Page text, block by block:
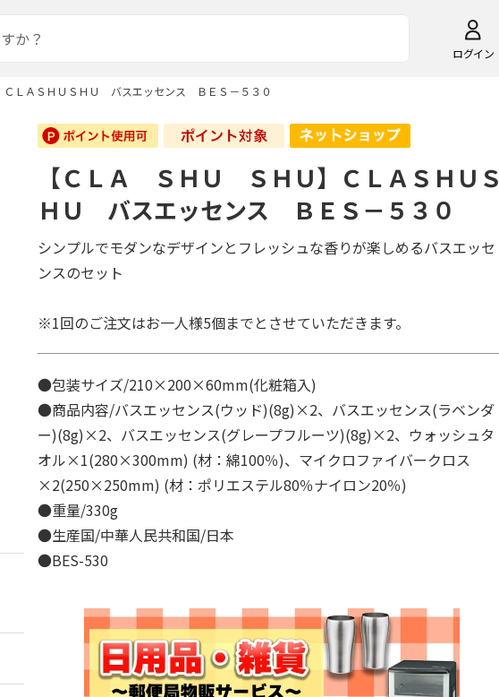
ログイン
ＬＡＳＨＵＳＨＵ バスエッセンス ＢＥＳ－５３０
【ＣＬＡ ＳＨＵ ＳＨＵ】ＣＬＡＳＨＵＳ
ＨＵ バスエッセンス ＢＥＳ－５３０
シンプルでモダンなデザインとフレッシュな香りが楽しめるバスエッセ
ンスのセット
※1回のご注文はお一人様5個までとさせていただきます。
●包装サイズ/210×200×60mm(化粧箱入)
●商品内容/バスエッセンス(ウッド)(8g)×2、バスエッセンス(ラベンダ
ー)(8g)×2、バスエッセンス(グレープフルーツ)(8g)×2、ウォッシュタ
オル×1(280×300mm) (材：綿100％)、マイクロファイバークロス
×2(250×250mm) (材：ポリエステル80％ナイロン20％)
●重量/330g
●生産国/中華人民共和国/日本
●BES-530